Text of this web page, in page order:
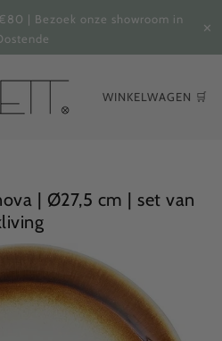
| Bezoek onze showroom in
✕
WINKELWAGEN 🛒
| Ø27,5 cm | set van